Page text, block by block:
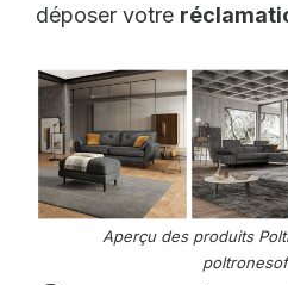
déposer votre
Aperçu des produits